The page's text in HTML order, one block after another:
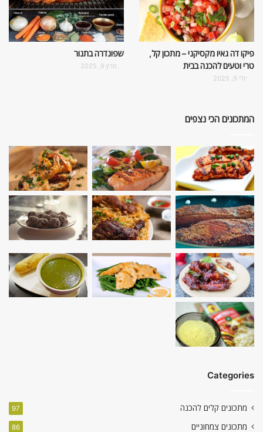
פיקו דה גאיו מקסיקני – מתכון קל,
טרי וטעים להכנה בבית
יולי 9, 2025
שפונדרה בתנור
מרץ 9, 2025
המתכונים הכי נצפים
Categories
מתכונים קלים להכנה 97
מתכונים צמחוניים 86